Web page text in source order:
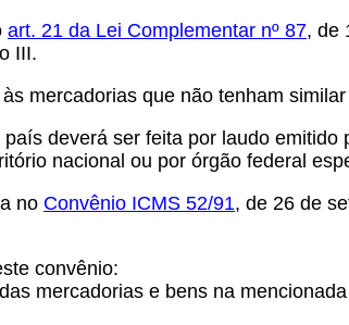
art. 21 da Lei Complementar nº 87, de
III.
mercadorias que não tenham
deverá ser feita por laudo
nacional ou por órgão federal
no Convênio ICMS 52/91, de 26 de
convênio:
mercadorias e bens na